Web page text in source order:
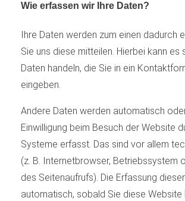
Wie erfassen wir Ihre Daten?
Ihre Daten werden zum einen dadurch
Sie uns diese mitteilen. Hierbei kann es
Daten handeln, die Sie in ein
eingeben.
Andere Daten werden automatisch
Einwilligung beim Besuch der Website
Systeme erfasst. Das sind vor allem
(z. B. Internetbrowser, Betriebssystem
des Seitenaufrufs). Die Erfassung
automatisch, sobald Sie diese Website